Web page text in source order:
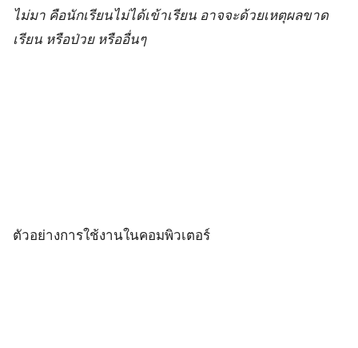
ไม่มา คือนักเรียนไม่ได้เข้าเรียน อาจจะด้วยเหตุผลขาด
เรียน หรือป่วย หรืออื่นๆ
ตัวอย่างการใช้งานในคอมพิวเตอร์